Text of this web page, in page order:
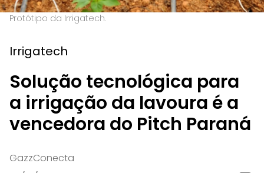
Protótipo da Irrigatech.
Irrigatech
Solução tecnológica para
a irrigação da lavoura é a
vencedora do Pitch Paraná
GazzConecta